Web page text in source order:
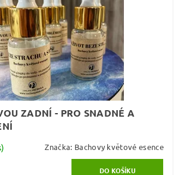
ZADNÍ - PRO SNADNÉ A
Značka: Bachovy květové esence